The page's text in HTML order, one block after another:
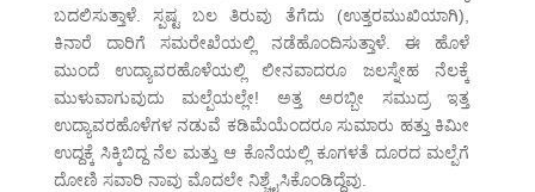
ಬದಲಿಸುತ್ತಾಳೆ. ಸ್ಪಷ್ಟ ಬಲ ತಿರುವು ತೆಗೆದು (ಉತ್ತರಮುಖಿಯಾಗಿ),
ಕಿನಾರೆ ದಾರಿಗೆ ಸಮರೇಖೆಯಲ್ಲಿ ನಡೆಹೊಂದಿಸುತ್ತಾಳೆ. ಈ ಹೊಳೆ
ಮುಂದೆ ಉದ್ಯಾವರಹೊಳೆಯಲ್ಲಿ ಲೀನವಾದರೂ ಜಲಸ್ನೇಹ ನೆಲಕ್ಕೆ
ಮುಳುವಾಗುವುದು ಮಲ್ಪೆಯಲ್ಲೇ! ಅತ್ತ ಅರಬ್ಬೀ ಸಮುದ್ರ ಇತ್ತ
ಉದ್ಯಾವರಹೊಳೆಗಳ ನಡುವೆ ಕಡಿಮೆಯೆಂದರೂ ಸುಮಾರು ಹತ್ತು ಕಿಮೀ
ಉದ್ದಕ್ಕೆ ಸಿಕ್ಕಿಬಿದ್ದ ನೆಲ ಮತ್ತು ಆ ಕೊನೆಯಲ್ಲಿ ಕೂಗಳತೆ ದೂರದ ಮಲ್ಪೆಗೆ
ದೋಣಿ ಸವಾರಿ ನಾವು ಮೊದಲೇ ನಿಶ್ಚೈಸಿಕೊಂಡಿದ್ದೆವು.